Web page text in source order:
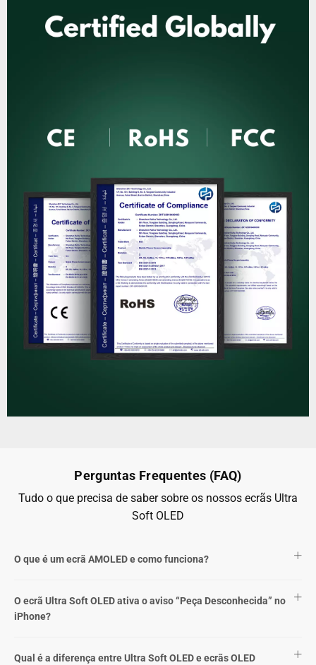
Perguntas Frequentes (FAQ)
Tudo o que precisa de saber sobre os nossos ecrãs Ultra
Soft OLED
O que é um ecrã AMOLED e como funciona?
O ecrã Ultra Soft OLED ativa o aviso “Peça Desconhecida” no
iPhone?
Qual é a diferença entre Ultra Soft OLED e ecrãs OLED